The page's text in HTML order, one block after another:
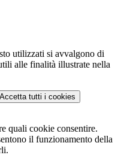
utilizzati si avvalgono di
alle finalità illustrate nella
Accetta tutti i cookies
quali cookie consentire.
il funzionamento della